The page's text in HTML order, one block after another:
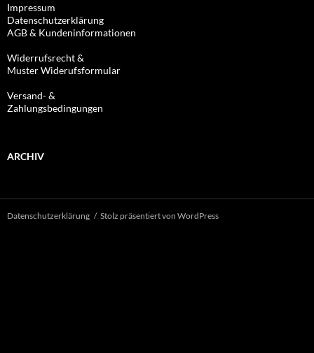
Impressum
Datenschutzerklärung
AGB & Kundeninformationen
Widerrufsrecht &
Muster Widerufsformular
Versand- &
Zahlungsbedingungen
ARCHIV
Datenschutzerklärung Stolz präsentiert von WordPress